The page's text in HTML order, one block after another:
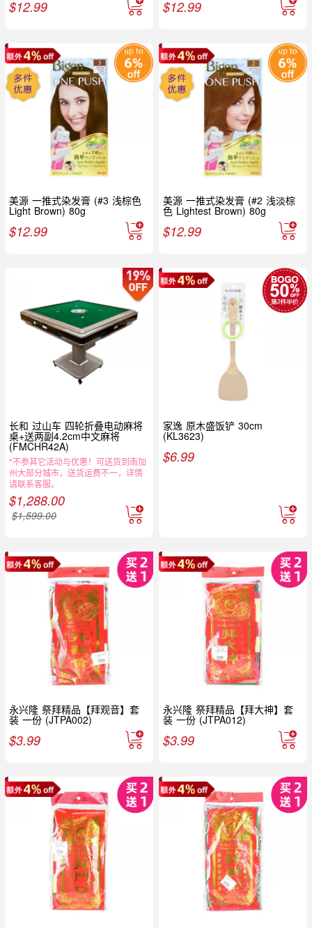
$12.99 $12.99
美源 一推式染发膏 (#3 浅棕色
Light Brown) 80g
$12.99
美源 一推式染发膏 (#2 浅淡棕
色 Lightest Brown) 80g
$12.99
长和 过山车 四轮折叠电动麻将
桌+送两副4.2cm中文麻将
(FMCHR42A)
*不参其它活动与优惠！可送货到南加
州大部分城市，送货运费不一，详情
请联系客服。
$1,288.00
$1,599.00
家逸 原木盛饭铲 30cm
(KL3623)
$6.99
永兴隆 祭拜精品【拜观音】套
装 一份 (JTPA002)
$3.99
永兴隆 祭拜精品【拜大神】套
装 一份 (JTPA012)
$3.99